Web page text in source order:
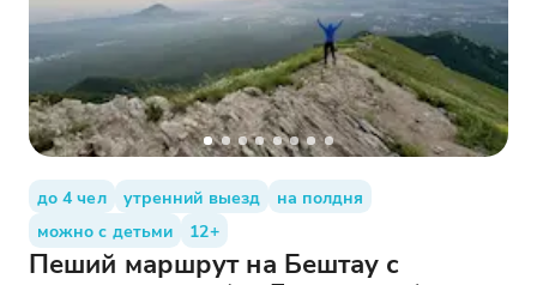
до 4 чел утренний выезд
на полдня
можно с детьми
12+
Пеший маршрут на Бештау с